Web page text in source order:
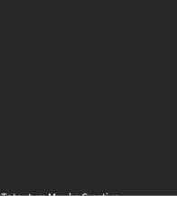
Toteutus:Muuks Creative